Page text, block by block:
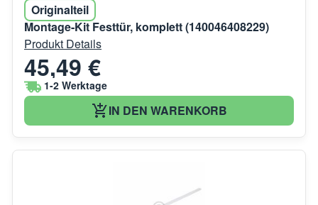
Originalteil
Montage-Kit Festtür, komplett (140046408229)
Produkt Details
45,49 €
1-2 Werktage
IN DEN WARENKORB